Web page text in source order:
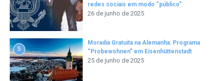
redes sociais em modo “público”
26 de junho de 2025
5
Moradia Gratuita na Alemanha: Programa
“Probewohnen” em Eisenhüttenstadt
25 de junho de 2025